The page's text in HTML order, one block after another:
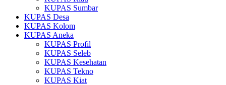
KUPAS Sumbar
KUPAS Desa
KUPAS Kolom
KUPAS Aneka
KUPAS Profil
KUPAS Seleb
KUPAS Kesehatan
KUPAS Tekno
KUPAS Kiat